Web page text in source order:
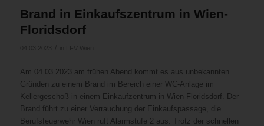
Brand in Einkaufszentrum in Wien-
Floridsdorf
Am 04.03.2023 am frühen Abend kommt es aus unbekannten
Gründen zu einem Brand im Bereich einer WC-Anlage im
Kellergeschoß in einem Einkaufzentrum in Wien-Floridsdorf. Der
Brand führt zu einer Verrauchung der Einkaufspassage, die
Berufsfeuerwehr Wien ruft Alarmstufe 2 aus. Trotz der schnellen